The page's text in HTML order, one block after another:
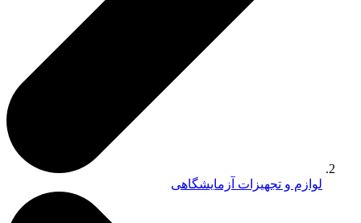
لوازم و تجهیزات آزمایشگاهی